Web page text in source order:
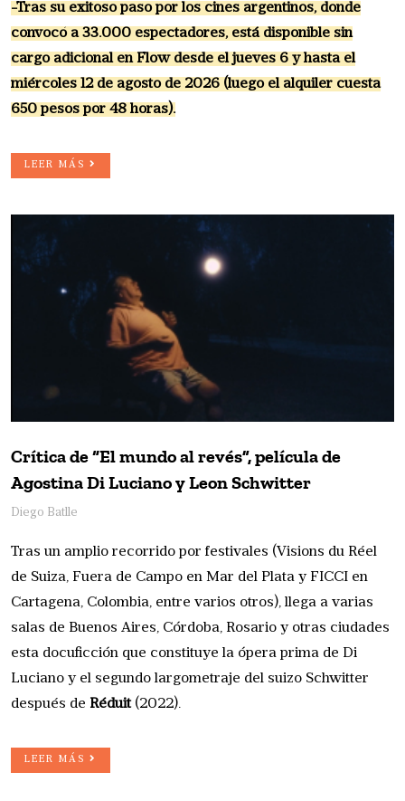
-Tras su exitoso paso por los cines argentinos, donde
convocó a 33.000 espectadores, está disponible sin
cargo adicional en Flow desde el jueves 6 y hasta el
miércoles 12 de agosto de 2026 (luego el alquiler cuesta
650 pesos por 48 horas).
LEER MÁS
Crítica de “El mundo al revés”, película de
Agostina Di Luciano y Leon Schwitter
Diego Batlle
Tras un amplio recorrido por festivales (Visions du Réel
de Suiza, Fuera de Campo en Mar del Plata y FICCI en
Cartagena, Colombia, entre varios otros), llega a varias
salas de Buenos Aires, Córdoba, Rosario y otras ciudades
esta docuficción que constituye la ópera prima de Di
Luciano y el segundo largometraje del suizo Schwitter
después de Réduit(2022).
LEER MÁS